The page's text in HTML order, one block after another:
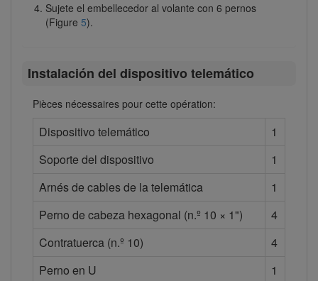
Sujete el embellecedor al volante con 6 pernos
(Figure 5).
Instalación del dispositivo telemático
Pièces nécessaires pour cette opération:
Dispositivo telemático
1
Soporte del dispositivo
1
Arnés de cables de la telemática
1
Perno de cabeza hexagonal (n.º 10 × 1")
4
Contratuerca (n.º 10)
4
Perno en U
1